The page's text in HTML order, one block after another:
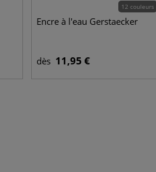
12 couleurs
Encre à l'eau Gerstaecker
dès 11,95 €